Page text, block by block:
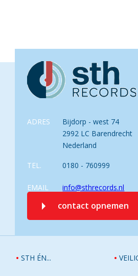
ADRES
Bijdorp - west 74
2992 LC Barendrecht
Nederland
TEL. 0180 - 760999
EMAIL info@sthrecords.nl
contact opnemen
STH ÉN...